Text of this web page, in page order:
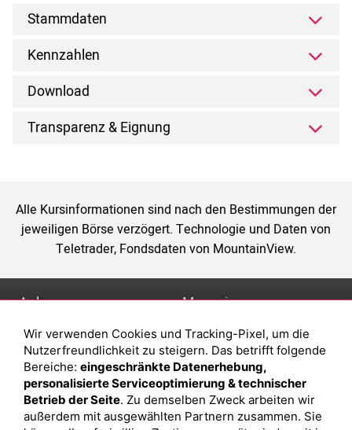
Stammdaten
Kennzahlen
Download
Transparenz & Eignung
Alle Kursinformationen sind nach den Bestimmungen der
jeweiligen Börse verzögert. Technologie und Daten von
Teletrader, Fondsdaten von MountainView.
Anlage
Depot eröffnen
Depot vergleichen
Junior Depot
Top-Seller-Fonds
Magazin
Was sind sind ETFs?
Sparplan Vorteile
Was ist ein Fonds?
Wir verwenden Cookies und Tracking-Pixel, um die
Nutzerfreundlichkeit zu steigern. Das betrifft folgende
Bereiche: eingeschränkte Datenerhebung,
personalisierte Serviceoptimierung & technischer
Betrieb der Seite. Zu demselben Zweck arbeiten wir
außerdem mit ausgewählten Partnern zusammen. Sie